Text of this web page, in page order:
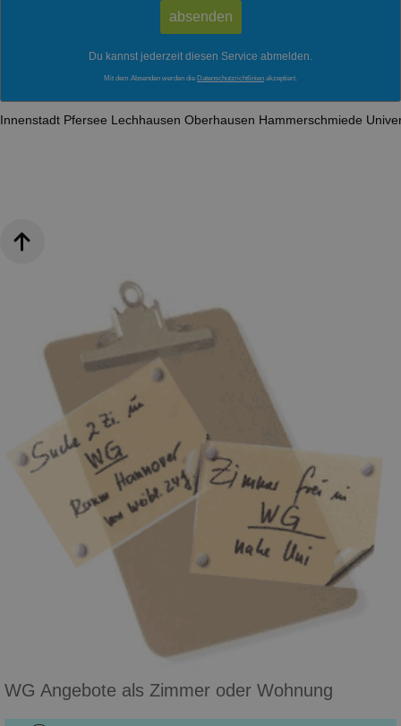
Du kannst jederzeit diesen Service abmelden.
Mit dem Absenden werden die Datenschutzrichtlinien akzeptiert.
Innenstadt Pfersee Lechhausen Oberhausen Hammerschmiede
WG Angebote als Zimmer oder Wohnung